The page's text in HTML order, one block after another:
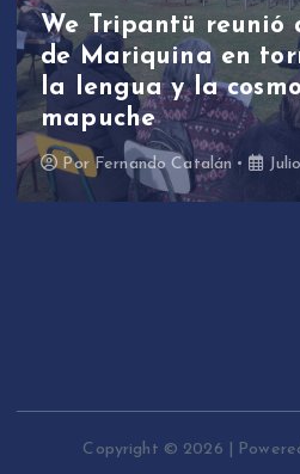
We Tripantü reunió
de Mariquina en
la lengua y la
mapuche
PorFernando Catalán
Copyright © 2026 |